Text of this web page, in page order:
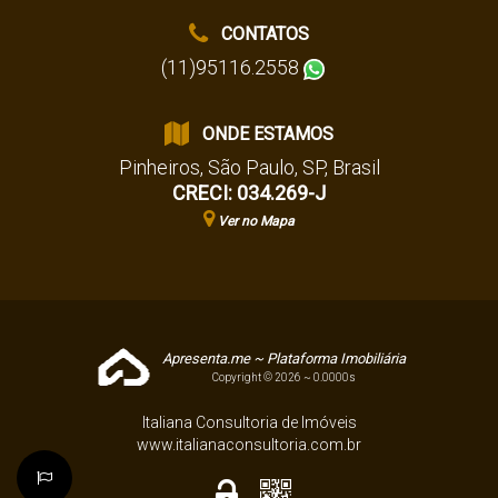
CONTATOS
(11)95116.2558
ONDE ESTAMOS
Pinheiros, São Paulo, SP, Brasil
CRECI: 034.269-J
Ver no Mapa
Apresenta.me ~ Plataforma Imobiliária
Copyright © 2026 ~ 0.0000s
Italiana Consultoria de Imóveis
www.italianaconsultoria.com.br